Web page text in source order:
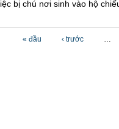
bị chú nơi sinh vào hộ
« đầu ‹ trước …